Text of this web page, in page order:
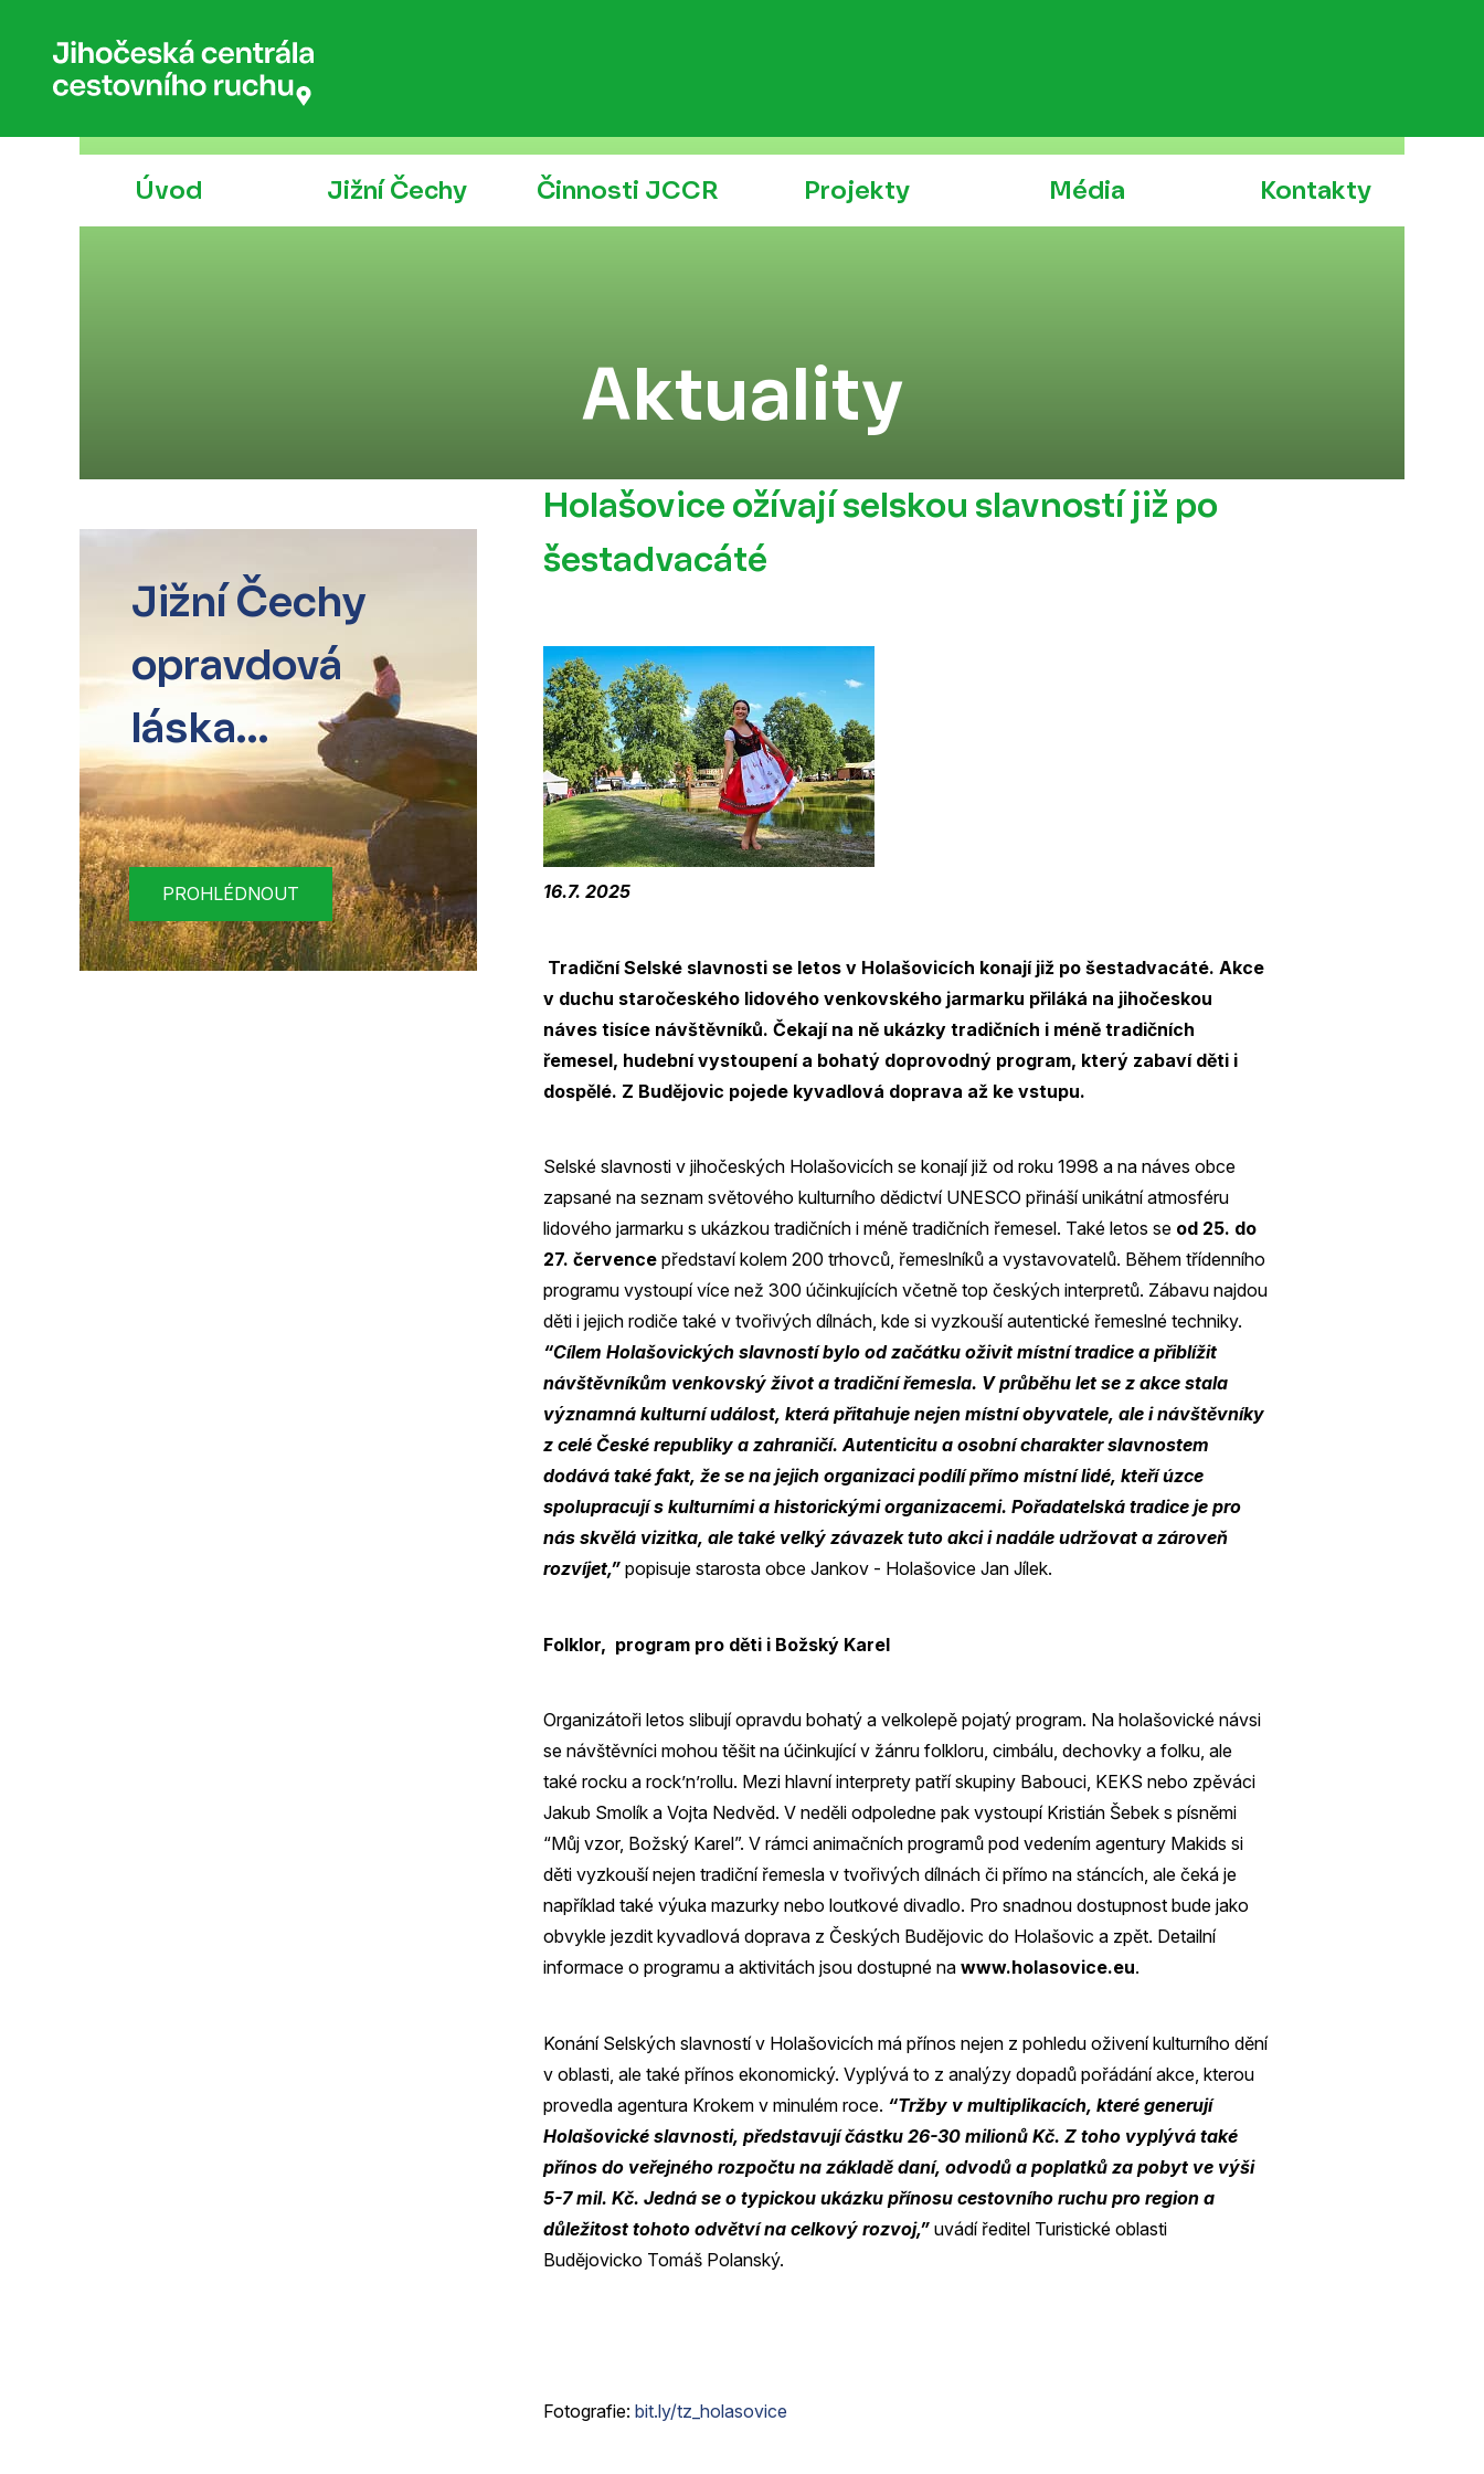
Úvod Jižní Čechy Činnosti JCCR Projekty Média Kontakty
Aktuality
Jižní Čechy
opravdová
láska...
PROHLÉDNOUT
Holašovice ožívají selskou slavností již po
šestadvacáté
16.7. 2025
Tradiční Selské slavnosti se letos v Holašovicích konají již po šestadvacáté. Akce
v duchu staročeského lidového venkovského jarmarku přiláká na jihočeskou
náves tisíce návštěvníků. Čekají na ně ukázky tradičních i méně tradičních
řemesel, hudební vystoupení a bohatý doprovodný program, který zabaví děti i
dospělé. Z Budějovic pojede kyvadlová doprava až ke vstupu.
Selské slavnosti v jihočeských Holašovicích se konají již od roku 1998 a na náves obce
zapsané na seznam světového kulturního dědictví UNESCO přináší unikátní atmosféru
lidového jarmarku s ukázkou tradičních i méně tradičních řemesel. Také letos se od 25. do
27. července představí kolem 200 trhovců, řemeslníků a vystavovatelů. Během třídenního
programu vystoupí více než 300 účinkujících včetně top českých interpretů. Zábavu najdou
děti i jejich rodiče také v tvořivých dílnách, kde si vyzkouší autentické řemeslné techniky.
“Cílem Holašovických slavností bylo od začátku oživit místní tradice a přiblížit
návštěvníkům venkovský život a tradiční řemesla. V průběhu let se z akce stala
významná kulturní událost, která přitahuje nejen místní obyvatele, ale i návštěvníky
z celé České republiky a zahraničí. Autenticitu a osobní charakter slavnostem
dodává také fakt, že se na jejich organizaci podílí přímo místní lidé, kteří úzce
spolupracují s kulturními a historickými organizacemi. Pořadatelská tradice je pro
nás skvělá vizitka, ale také velký závazek tuto akci i nadále udržovat a zároveň
rozvíjet,” popisuje starosta obce Jankov - Holašovice Jan Jílek.
Folklor, program pro děti i Božský Karel
Organizátoři letos slibují opravdu bohatý a velkolepě pojatý program. Na holašovické návsi
se návštěvníci mohou těšit na účinkující v žánru folkloru, cimbálu, dechovky a folku, ale
také rocku a rock’n’rollu. Mezi hlavní interprety patří skupiny Babouci, KEKS nebo zpěváci
Jakub Smolík a Vojta Nedvěd. V neděli odpoledne pak vystoupí Kristián Šebek s písněmi
“Můj vzor, Božský Karel”. V rámci animačních programů pod vedením agentury Makids si
děti vyzkouší nejen tradiční řemesla v tvořivých dílnách či přímo na stáncích, ale čeká je
například také výuka mazurky nebo loutkové divadlo. Pro snadnou dostupnost bude jako
obvykle jezdit kyvadlová doprava z Českých Budějovic do Holašovic a zpět. Detailní
informace o programu a aktivitách jsou dostupné na www.holasovice.eu.
Konání Selských slavností v Holašovicích má přínos nejen z pohledu oživení kulturního dění
v oblasti, ale také přínos ekonomický. Vyplývá to z analýzy dopadů pořádání akce, kterou
provedla agentura Krokem v minulém roce. “Tržby v multiplikacích, které generují
Holašovické slavnosti, představují částku 26-30 milionů Kč. Z toho vyplývá také
přínos do veřejného rozpočtu na základě daní, odvodů a poplatků za pobyt ve výši
5-7 mil. Kč. Jedná se o typickou ukázku přínosu cestovního ruchu pro region a
důležitost tohoto odvětví na celkový rozvoj,” uvádí ředitel Turistické oblasti
Budějovicko Tomáš Polanský.
Fotografie: bit.ly/tz_holasovice